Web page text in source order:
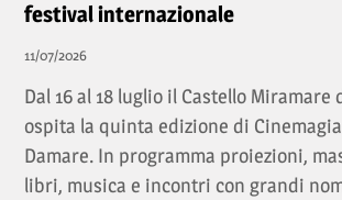
festival internazionale
11/07/2026
Dal 16 al 18 luglio il Castello Miramare
ospita la quinta edizione di
Damare. In programma proiezioni,
libri, musica e incontri con grandi